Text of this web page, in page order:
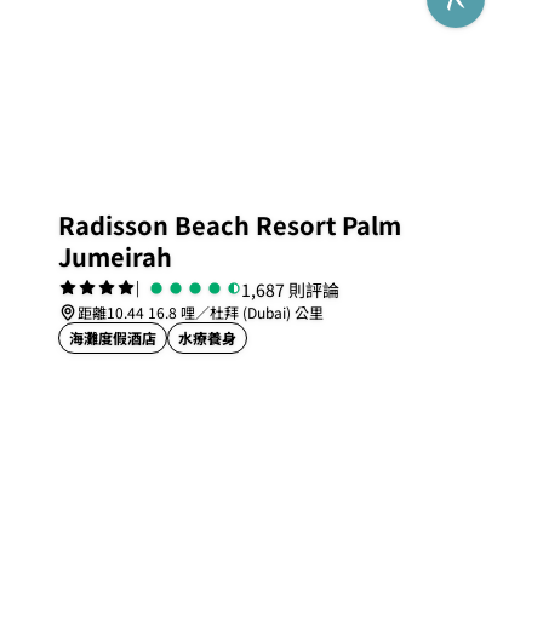
Radisson Beach Resort Palm
Jumeirah
| 1,687 則評論
距離10.44 16.8 哩／杜拜 (Dubai) 公里
海灘度假酒店
水療養身